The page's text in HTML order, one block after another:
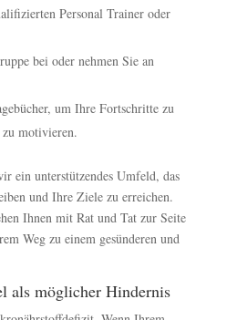
Personal Trainer oder
bei oder nehmen Sie an
um Ihre Fortschritte zu
motivieren.
ein unterstützendes Umfeld, das
und Ihre Ziele zu erreichen.
Ihnen mit Rat und Tat zur Seite
Weg zu einem gesünderen und
als möglicher Hindernis